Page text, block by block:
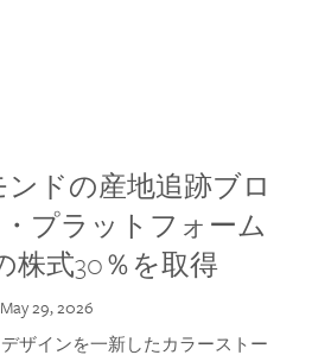
ンドの産地追跡ブロ
プラットフォーム
株式30％を取得
May 29, 2026
ザインを一新したカラーストー